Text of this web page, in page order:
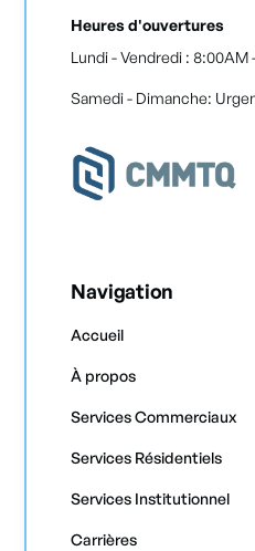
Heures d'ouvertures
Lundi - Vendredi : 8:00AM
Samedi - Dimanche:
Navigation
Accueil
À propos
Services Commerciaux
Services Résidentiels
Services Institutionnel
Carrières